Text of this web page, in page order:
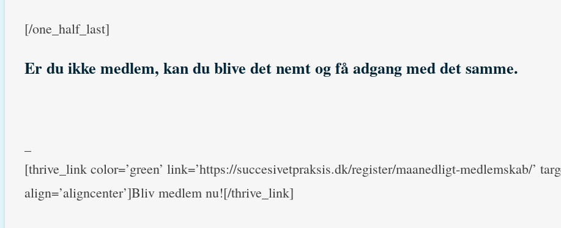
[/one_half_last]
Er du ikke medlem, kan du blive det nemt og få adgang med det samme.
[thrive_link color=’green’ link=’https://succesivetpraksis.dk/register/maanedligt-medlemskab/’
align=’aligncenter’]Bliv medlem nu![/thrive_link]